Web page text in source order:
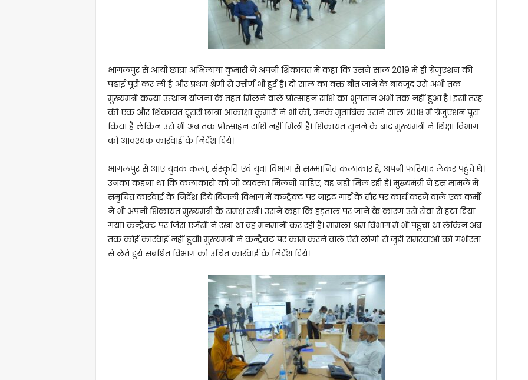
भागलपुर से आयी छात्रा अभिलाषा कुमारी ने अपनी शिकायत में कहा कि उसने साल 2019 में ही ग्रेजुएशन की
पढ़ाई पूरी कर ली है और प्रथम श्रेणी से उत्तीर्ण भी हुई है। दो साल का वक्त बीत जाने के बावजूद उसे अभी तक
मुख्यमंत्री कन्या उत्थान योजना के तहत मिलने वाले प्रोत्साहन राशि का भुगतान अभी तक नहीं हुआ है। इसी तरह
की एक और शिकायत दूसरी छात्रा आकांक्षा कुमारी ने भी की, उनके मुताबिक उसने साल 2018 में ग्रेजुएशन पूरा
किया है लेकिन उसे भी अब तक प्रोत्साहन राशि नहीं मिली है। शिकायत सुनने के बाद मुख्यमंत्री ने शिक्षा विभाग
को आवश्यक कार्रवाई के निर्देश दिये।
भागलपुर से आए युवक कला, संस्कृति एवं युवा विभाग से सम्मानित कलाकार हैं, अपनी फरियाद लेकर पहुंचे थे।
उनका कहना था कि कलाकारों को जो व्यवस्था मिलनी चाहिए, वह नहीं मिल रही है। मुख्यमंत्री ने इस मामले में
समुचित कार्रवाई के निर्देश दिये।बिजली विभाग में कन्ट्रैक्ट पर नाइट गार्ड के तौर पर कार्य करने वाले एक कर्मी
ने भी अपनी शिकायत मुख्यमंत्री के समक्ष रखी। उसने कहा कि हड़ताल पर जाने के कारण उसे सेवा से हटा दिया
गया। कन्ट्रैक्ट पर जिस एजेंसी ने रखा था वह मनमानी कर रही है। मामला श्रम विभाग में भी पहुंचा था लेकिन अब
तक कोई कार्रवाई नहीं हुयी। मुख्यमंत्री ने कन्ट्रैक्ट पर काम करने वाले ऐसे लोगों से जुड़ी समस्याओं को गंभीरता
से लेते हुये संबंधित विभाग को उचित कार्रवाई के निर्देश दिये।